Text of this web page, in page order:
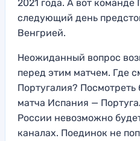
2021 года. А вот команде
следующий день
Венгрией.
Неожиданный вопрос
перед этим матчем. Где
Португалия?
матча Испания —
России невозможно
каналах. Поединок не